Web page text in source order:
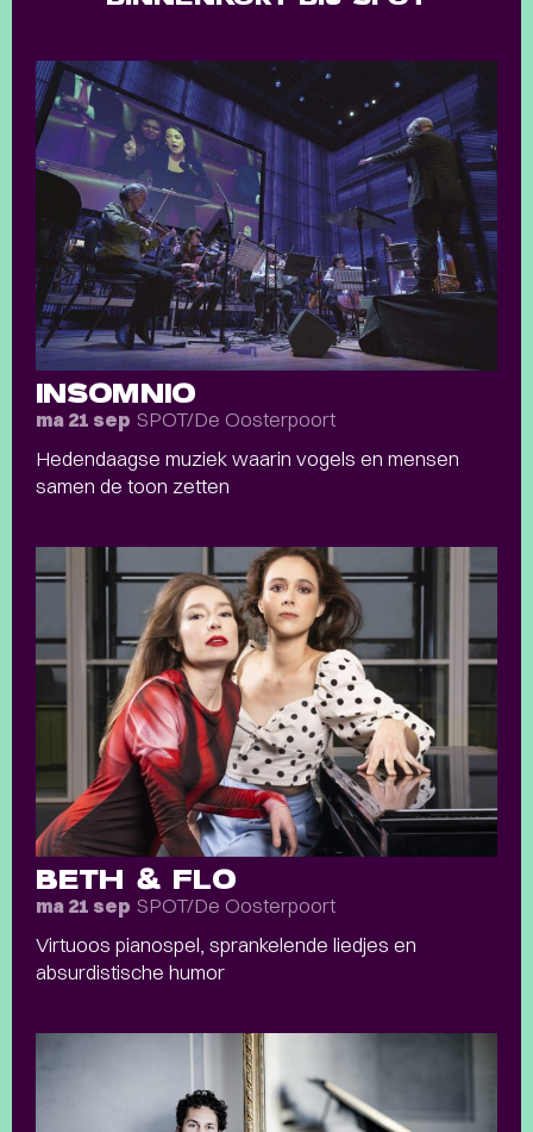
INSOMNIO
ma 21 sep SPOT/De Oosterpoort
Hedendaagse muziek waarin vogels en mensen
samen de toon zetten
BETH & FLO
ma 21 sep SPOT/De Oosterpoort
Virtuoos pianospel, sprankelende liedjes en
absurdistische humor